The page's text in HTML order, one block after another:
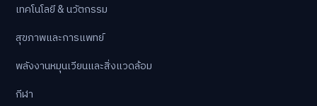
เทคโนโลยี & นวัตกรรม
สุขภาพและการแพทย์
พลังงานหมุนเวียนและสิ่งแวดล้อม
กีฬา